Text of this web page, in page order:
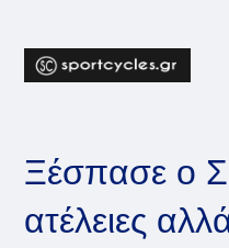
content
Ξέσπασε ο
ατέλειες